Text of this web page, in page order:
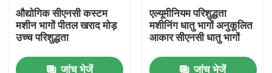
औद्योगिक सीएनसी कस्टम
मशीन भागों पीतल खराद मोड़
उच्च परिशुद्धता
जांच भेजें
एल्यूमीनियम परिशुद्धता
मशीनिंग धातु भागों अनुकूलित
आकार सीएनसी धातु भागों
जांच भेजें